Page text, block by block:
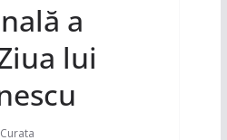
a
lui